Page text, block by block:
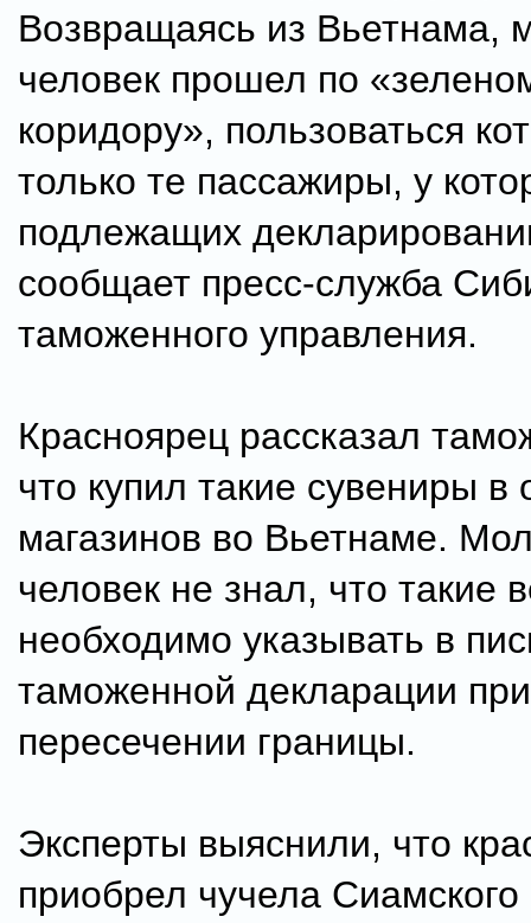
Возвращаясь из Вьетнама,
человек прошел по
коридору», пользоваться
только те пассажиры, у
подлежащих
сообщает пресс-служба
таможенного управления.
Красноярец рассказал
что купил такие сувениры в
магазинов во Вьетнаме.
человек не знал, что такие
необходимо указывать в
таможенной декларации при
пересечении границы.
Эксперты выяснили, что
приобрел чучела Сиамского